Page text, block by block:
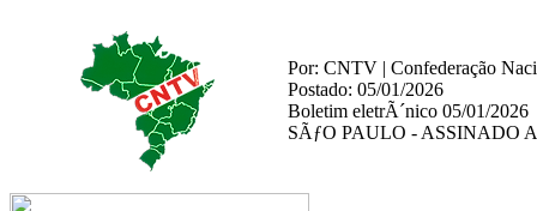
Por: CNTV | Confederação
Postado: 05/01/2026
Boletim eletrÃ´nico 05/01/2026
SÃƒO PAULO - ASSINADO